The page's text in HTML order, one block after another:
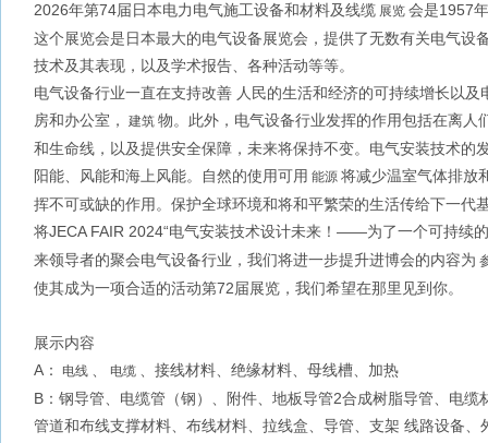
2026年第74届日本电力电气施工设备和材料及线缆 展览 会是1957
这个展览会是日本最大的电气设备展览会，提供了无数有关电气设
技术及其表现，以及学术报告、各种活动等等。
电气设备行业一直在支持改善 人民的生活和经济的可持续增长以
房和办公室，
建筑 物。此外，电气设备行业发挥的作用包括在离人
和生命线，以及提供安全保障，未来将保持不变。电气安装技术的
阳能、风能和海上风能。自然的使用可用 能源 将减少温室气体排放
挥不可或缺的作用。保护全球环境和将和平繁荣的生活传给下一代
将JECA FAIR 2024“电气安装技术设计未来！——为了一个可持续
来领导者的聚会电气设备行业，我们将进一步提升进博会的内容为
使其成为一项合适的活动第72届展览，我们希望在那里见到你。
展示内容
A：
电线 电缆
、接线材料、绝缘材料、母线槽、加热
B：钢导管、电缆管（钢）、附件、地板导管2合成树脂导管、电缆
管道和布线支撑材料、布线材料、拉线盒、导管、支架 线路设备、